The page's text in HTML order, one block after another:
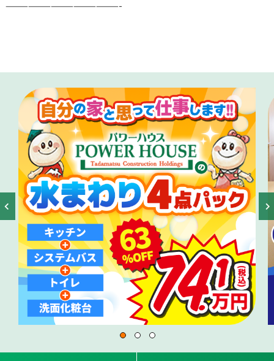
———————————————-